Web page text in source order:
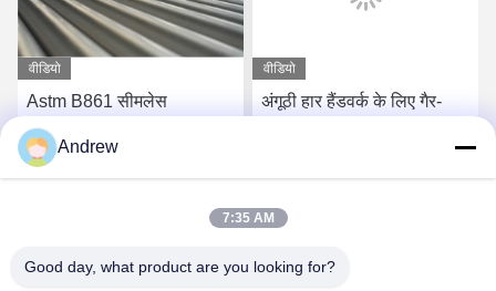
वीडियो
Astm B861 सीमलेस
टाइटेनियम ट्यूब Wt 0.5mm
राउंड ग्रेड 9
सबसे अच्छी कीमत पाएं
वीडियो
अंगूठी हार हैंडवर्क के लिए गैर-
Andrew
7:35 AM
Good day, what product are you looking for?